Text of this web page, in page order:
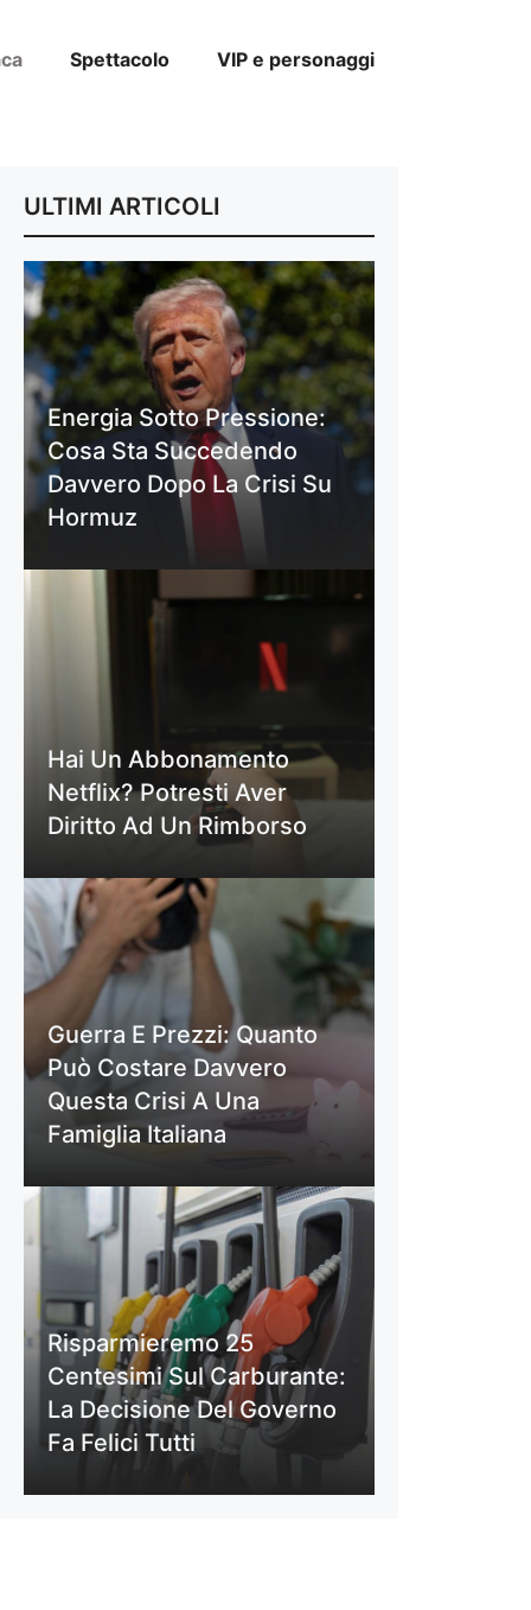
Spettacolo VIP e personaggi
ULTIMI ARTICOLI
Energia Sotto Pressione:
Cosa Sta Succedendo
Davvero Dopo La Crisi Su
Hormuz
Hai Un Abbonamento
Netflix? Potresti Aver
Diritto Ad Un Rimborso
Guerra E Prezzi: Quanto
Può Costare Davvero
Questa Crisi A Una
Famiglia Italiana
Risparmieremo 25
Centesimi Sul Carburante:
La Decisione Del Governo
Fa Felici Tutti